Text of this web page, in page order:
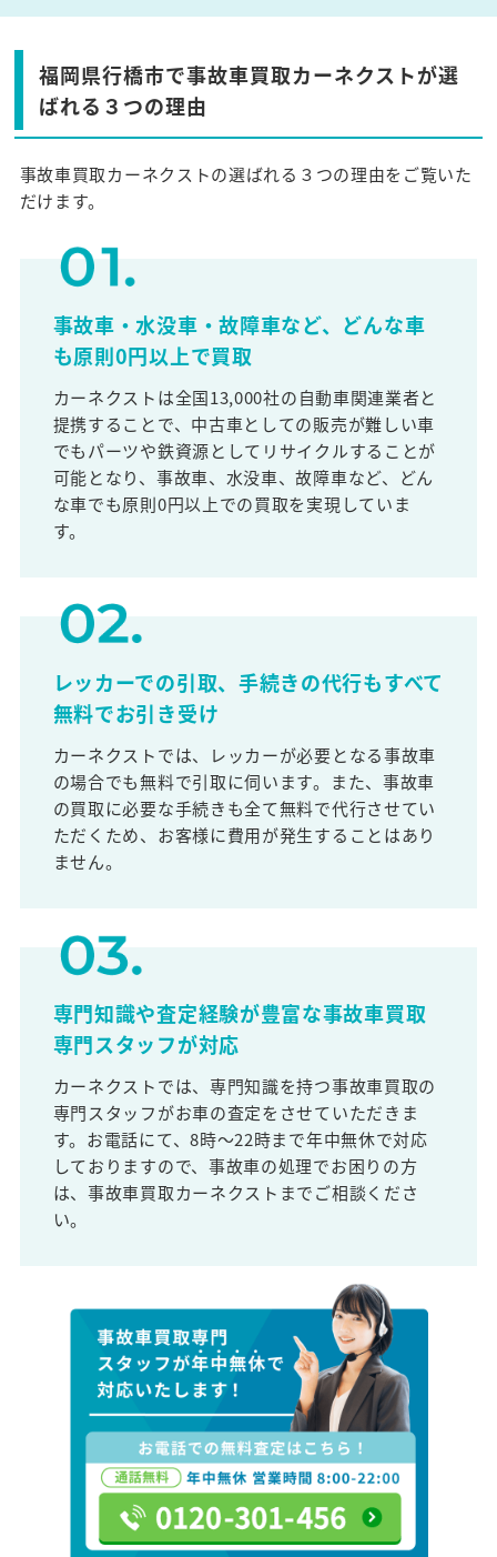
福岡県行橋市で事故車買取カーネクストが選
ばれる３つの理由
事故車買取カーネクストの選ばれる３つの理由をご覧いた
だけます。
事故車・水没車・故障車など、どんな車
も原則0円以上で買取
カーネクストは全国13,000社の自動車関連業者と
提携することで、中古車としての販売が難しい車
でもパーツや鉄資源としてリサイクルすることが
可能となり、事故車、水没車、故障車など、どん
な車でも原則0円以上での買取を実現していま
す。
レッカーでの引取、手続きの代行もすべて
無料でお引き受け
カーネクストでは、レッカーが必要となる事故車
の場合でも無料で引取に伺います。また、事故車
の買取に必要な手続きも全て無料で代行させてい
ただくため、お客様に費用が発生することはあり
ません。
専門知識や査定経験が豊富な事故車買取
専門スタッフが対応
カーネクストでは、専門知識を持つ事故車買取の
専門スタッフがお車の査定をさせていただきま
す。お電話にて、8時～22時まで年中無休で対応
しておりますので、事故車の処理でお困りの方
は、事故車買取カーネクストまでご相談くださ
い。